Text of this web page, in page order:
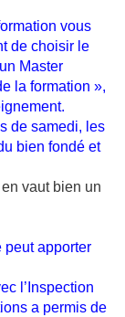
vous
de choisir le
Master
la formation »,
de samedi, les
bien fondé et
vaut bien un
peut apporter
l’Inspection
a permis de